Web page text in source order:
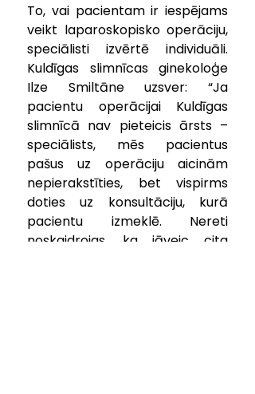
To, vai pacientam ir iespējams
veikt laparoskopisko operāciju,
speciālisti izvērtē individuāli.
Kuldīgas slimnīcas ginekoloģe
Ilze Smiltāne uzsver: “Ja
pacientu operācijai Kuldīgas
slimnīcā nav pieteicis ārsts –
speciālists, mēs pacientus
pašus uz operāciju aicinām
nepierakstīties, bet vispirms
doties uz konsultāciju, kurā
pacientu izmeklē. Nereti
noskaidrojas, ka jāveic cita